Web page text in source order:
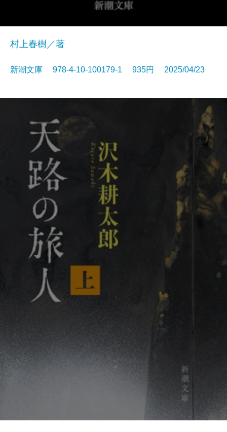
村上春樹／著
新潮文庫 978-4-10-100179-1 935円 2025/04/23